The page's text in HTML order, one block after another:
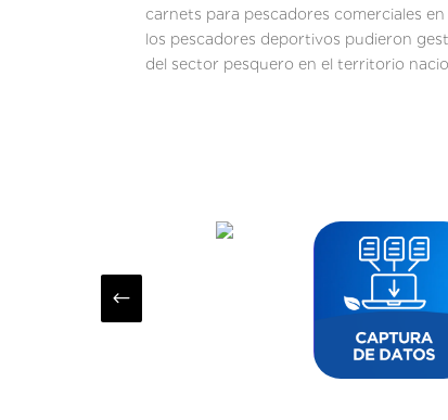
carnets para pescadores comerciales
los pescadores deportivos pudieron
del sector pesquero en el territorio
#